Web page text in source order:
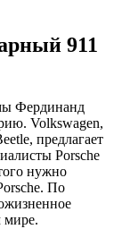
911
Фердинанд
Volkswagen,
предлагает
Porsche
нужно
По
мире.